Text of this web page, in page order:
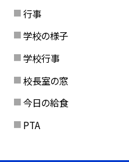
行事
学校の様子
学校行事
校長室の窓
今日の給食
PTA